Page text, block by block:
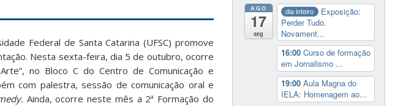
Federal de Santa Catarina (UFSC) promove
Nesta sexta-feira, dia 5 de outubro, ocorre
no Bloco C do Centro de Comunicação e
com palestra, sessão de comunicação oral e
Ainda, ocorre neste mês a 2ª Formação do
AGO
17
seg
dia inteiro
Exposição:
Perder Tudo.
Novament...
16:00 Curso de formação
em Jornalismo ...
19:00 Aula Magna do
IELA: Homenagem ao...